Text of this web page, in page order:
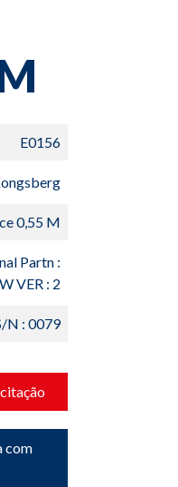
E0156
0,55 M
Partn :
VER : 2
N : 0079
com